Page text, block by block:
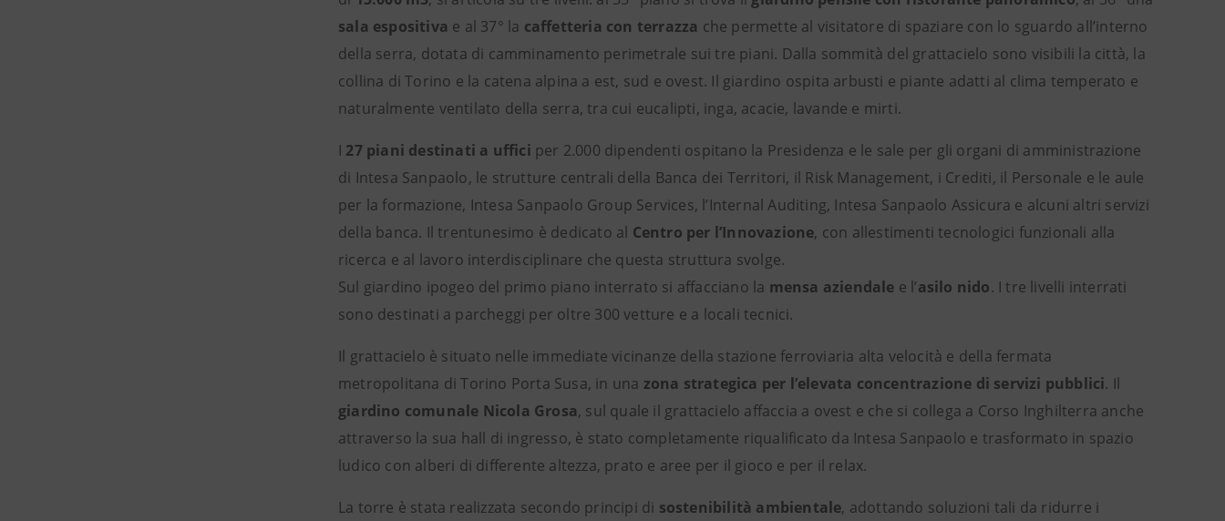
sala espositiva e al 37° la caffetteria con terrazza che permette al visitatore di spaziare con lo sguardo all’interno
della serra, dotata di camminamento perimetrale sui tre piani. Dalla sommità del grattacielo sono visibili la città, la
collina di Torino e la catena alpina a est, sud e ovest. Il giardino ospita arbusti e piante adatti al clima temperato e
naturalmente ventilato della serra, tra cui eucalipti, inga, acacie, lavande e mirti.
I 27 piani destinati a uffici per 2.000 dipendenti ospitano la Presidenza e le sale per gli organi di amministrazione
di Intesa Sanpaolo, le strutture centrali della Banca dei Territori, il Risk Management, i Crediti, il Personale e le aule
per la formazione, Intesa Sanpaolo Group Services, l’Internal Auditing, Intesa Sanpaolo Assicura e alcuni altri servizi
della banca. Il trentunesimo è dedicato al Centro per l’Innovazione, con allestimenti tecnologici funzionali alla
ricerca e al lavoro interdisciplinare che questa struttura svolge.
Sul giardino ipogeo del primo piano interrato si affacciano la mensa aziendale e l’asilo nido. I tre livelli interrati
sono destinati a parcheggi per oltre 300 vetture e a locali tecnici.
Il grattacielo è situato nelle immediate vicinanze della stazione ferroviaria alta velocità e della fermata
metropolitana di Torino Porta Susa, in una zona strategica per l’elevata concentrazione di servizi pubblici. Il
giardino comunale Nicola Grosa, sul quale il grattacielo affaccia a ovest e che si collega a Corso Inghilterra anche
attraverso la sua hall di ingresso, è stato completamente riqualificato da Intesa Sanpaolo e trasformato in spazio
ludico con alberi di differente altezza, prato e aree per il gioco e per il relax.
La torre è stata realizzata secondo principi di sostenibilità ambientale, adottando soluzioni tali da ridurre i